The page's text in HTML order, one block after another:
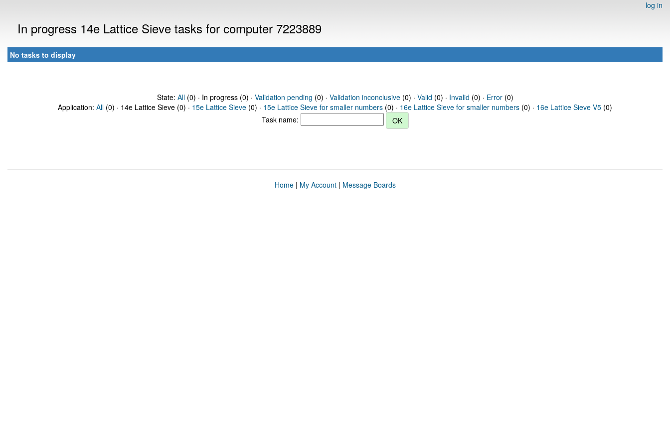
log in
In progress 14e Lattice Sieve tasks for computer 7223889
No tasks to display
State: All(0) · In progress (0) · Validation pending (0) · Validation inconclusive(0) · Valid (0) · Invalid (0) · Error(0)
Application: All (0) · 14e Lattice Sieve (0) · 15e Lattice Sieve (0) · 15e Lattice Sieve for smaller numbers (0) · 16e Lattice Sieve for smaller numbers (0) · 16e Lattice Sieve V5 (0)
Task name:
Home| My Account| Message Boards